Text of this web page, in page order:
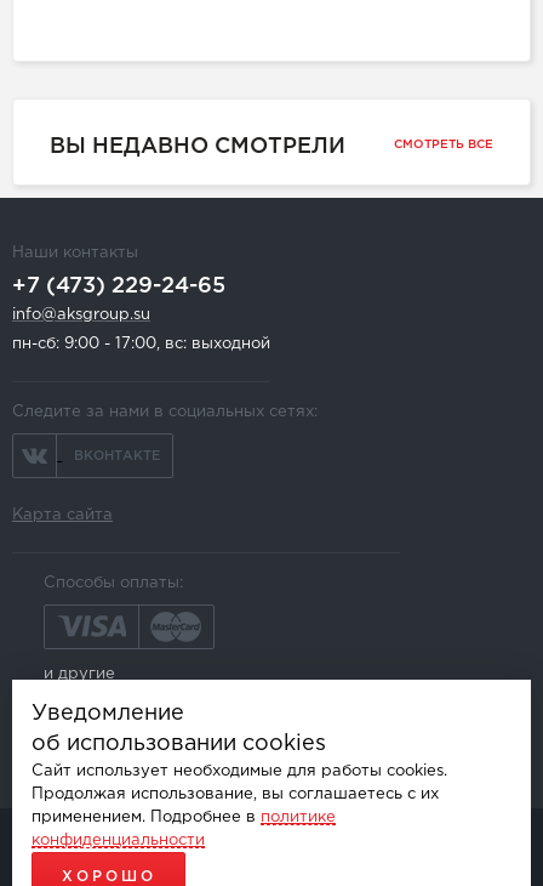
ВЫ НЕДАВНО СМОТРЕЛИ СМОТРЕТЬ ВСЕ
Наши контакты
+7 (473) 229-24-65
info@aksgroup.su
пн-сб: 9:00 - 17:00, вс: выходной
Следите за нами в социальных сетях:
ВКОНТАКТЕ
Карта сайта
Способы оплаты:
и другие
© AKSGROUP, 2026.
ПРОДАЖА И УСТАНОВКА АВТОМОБИЛЬНОЙ ЭЛЕКТРОНИКИ
Уведомление
об использовании cookies
Сайт использует необходимые для работы cookies.
Продолжая использование, вы соглашаетесь с их
применением. Подробнее в политике
конфиденциальности
ХОРОШО